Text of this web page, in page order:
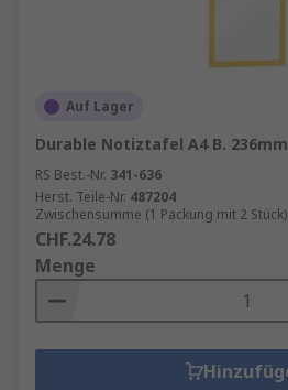
Auf Lager
Durable Notiztafel A4 B.
RS Best.-Nr. 341-636
Herst. Teile-Nr. 487204
Zwischensumme (1 Packung mit 2 Stück)
CHF.24.78
Menge